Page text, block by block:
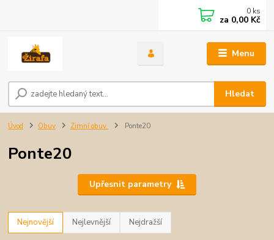
Menu
Hledat
0 ks
za 0,00 Kč
Úvod Obuv Zimní obuv Ponte20
Ponte20
Upřesnit parametry
Nejnovější Nejlevnější Nejdražší